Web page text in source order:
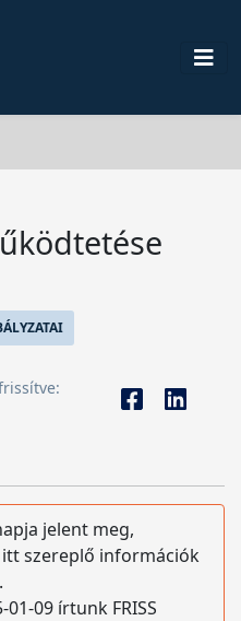
jelent meg,
itt szereplő információk
09 írtunk FRISS